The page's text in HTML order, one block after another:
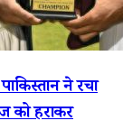
ने रचा
को हराकर